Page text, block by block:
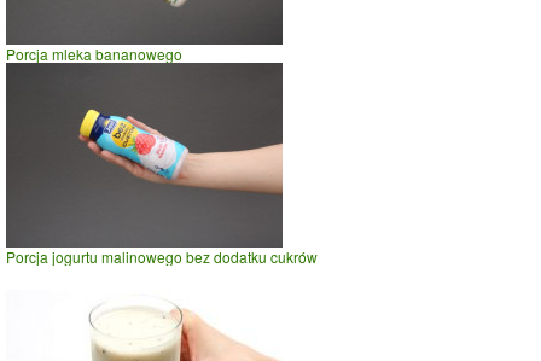
Porcja mleka bananowego
Porcja jogurtu malinowego bez dodatku cukrów